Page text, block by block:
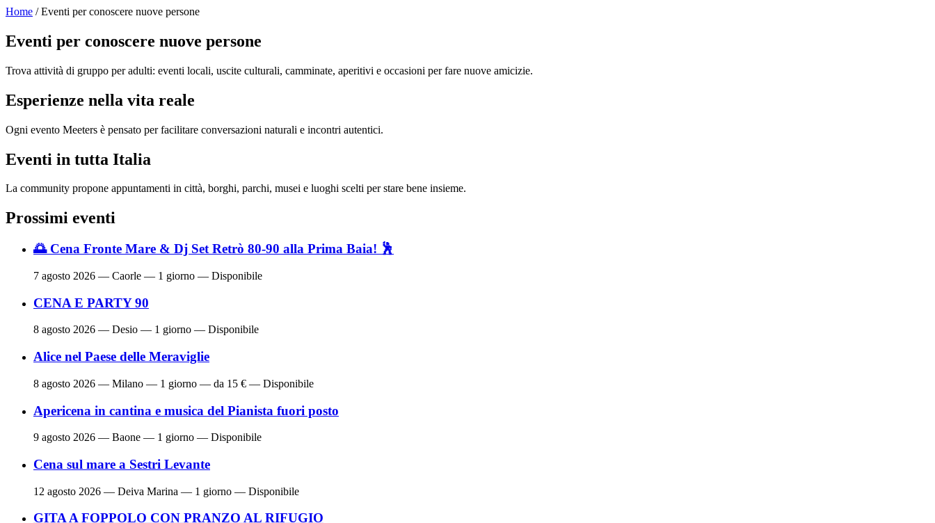
Home / Eventi per conoscere nuove persone
Eventi per conoscere nuove persone
Trova attività di gruppo per adulti: eventi locali, uscite culturali, camminate, aperitivi e occasioni per fare nuove amicizie.
Esperienze nella vita reale
Ogni evento Meeters è pensato per facilitare conversazioni naturali e incontri autentici.
Eventi in tutta Italia
La community propone appuntamenti in città, borghi, parchi, musei e luoghi scelti per stare bene insieme.
Prossimi eventi
🌅 Cena Fronte Mare & Dj Set Retrò 80-90 alla Prima Baia! 🕺
7 agosto 2026 — Caorle — 1 giorno — Disponibile
CENA E PARTY 90
8 agosto 2026 — Desio — 1 giorno — Disponibile
Alice nel Paese delle Meraviglie
8 agosto 2026 — Milano — 1 giorno — da 15 € — Disponibile
Apericena in cantina e musica del Pianista fuori posto
9 agosto 2026 — Baone — 1 giorno — Disponibile
Cena sul mare a Sestri Levante
12 agosto 2026 — Deiva Marina — 1 giorno — Disponibile
GITA A FOPPOLO CON PRANZO AL RIFUGIO